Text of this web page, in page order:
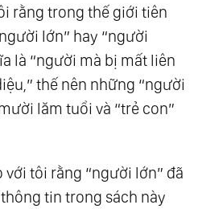
rằng trong thế giới tiên
lớn” hay “người
là “người mà bị mất liên
thế nên những “người
lăm tuổi và “trẻ con”
với tôi rằng “người lớn” đã
tin trong sách này